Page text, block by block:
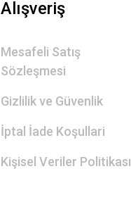
Alışveriş
Mesafeli Satış
Sözleşmesi
Gizlilik ve Güvenlik
İptal İade Koşullari
Kişisel Veriler Politikası